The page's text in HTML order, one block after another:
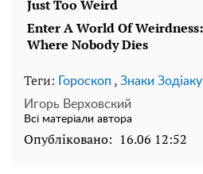
Теги: Гороскоп , Знаки Зодіаку
Игорь Верховский
Всі матеріали автора
Опубліковано: 16.06 12:52